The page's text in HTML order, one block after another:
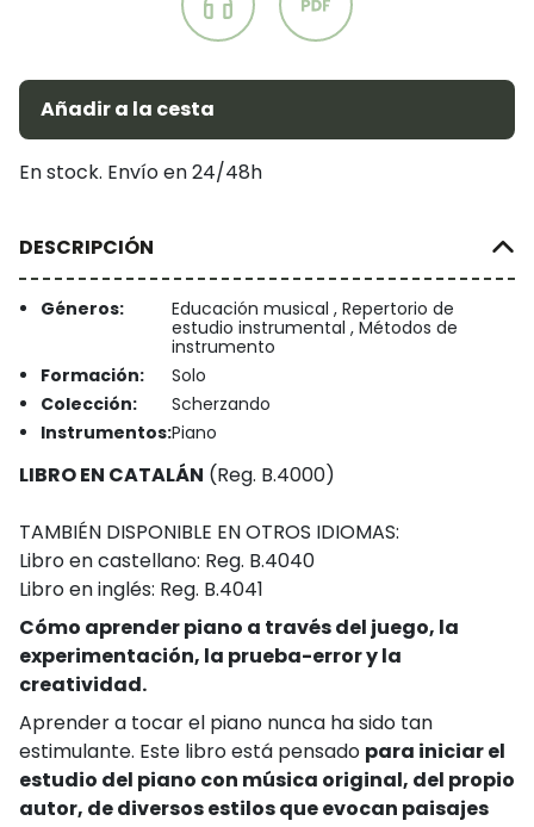
Añadir a la cesta
En stock. Envío en 24/48h
DESCRIPCIÓN
Géneros:
Educación musical , Repertorio de
estudio instrumental , Métodos de
instrumento
Formación:
Solo
Colección:
Scherzando
Instrumentos:Piano
LIBRO EN CATALÁN (Reg. B.4000)
TAMBIÉN DISPONIBLE EN OTROS IDIOMAS:
Libro en castellano: Reg. B.4040
Libro en inglés: Reg. B.4041
Cómo aprender piano a través del juego, la
experimentación, la prueba-error y la
creatividad.
Aprender a tocar el piano nunca ha sido tan
estimulante. Este libro está pensado para iniciar el
estudio del piano con música original, del propio
autor, de diversos estilos que evocan paisajes